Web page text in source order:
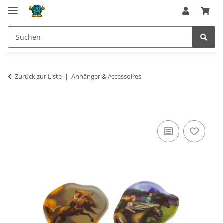
Zurück zur Liste Anhänger & Accessoires